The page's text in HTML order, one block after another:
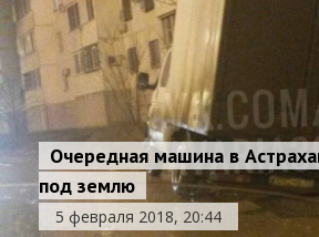
Очередная машина в
под землю
5 февраля 2018, 20:44